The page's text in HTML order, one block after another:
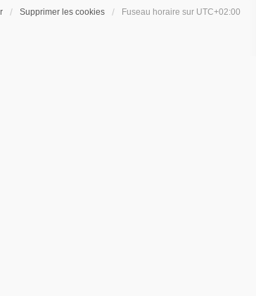
Supprimer les cookies Fuseau horaire sur UTC+02:00